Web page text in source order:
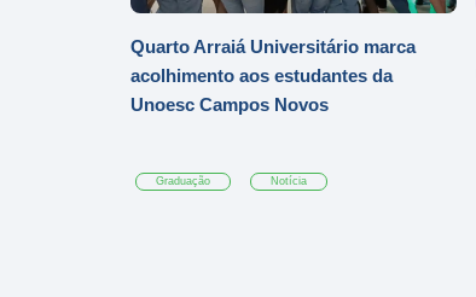
Quarto Arraiá Universitário marca
acolhimento aos estudantes da
Unoesc Campos Novos
Graduação Notícia